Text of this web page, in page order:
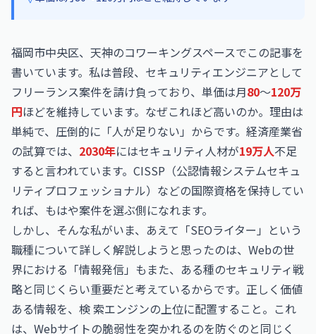
福岡市中央区、天神のコワーキングスペースでこの記事を
書いています。私は普段、セキュリティエンジニアとして
フリーランス案件を請け負っており、単価は月80〜120万
円ほどを維持しています。なぜこれほど高いのか。理由は
単純で、圧倒的に「人が足りない」からです。経済産業省
の試算では、 2030年にはセキュリティ人材が19万人不足
すると言われています。CISSP（公認情報システムセキュ
リティプロフェッショナル）などの国際資格を保持してい
れば、もはや案件を選ぶ側になれます。
しかし、そんな私がいま、あえて「SEOライター」という
職種について詳しく解説しようと思ったのは、Webの世
界における「情報発信」もまた、ある種のセキュリティ戦
略と同じくらい重要だと考えているからです。正しく価値
ある情報を、検 索エンジンの上位に配置すること。これ
は、Webサイトの脆弱性を突かれるのを防ぐのと同じく